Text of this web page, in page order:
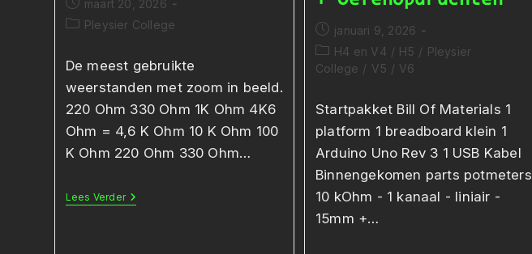
gepubliceerd
maart 20, 2026
Berichtcategorie:
Pleysier College
De meest gebruikte
weerstanden met zoom in beeld.
220 Ohm 330 Ohm 1K Ohm 4K6
Ohm = 4,6 K Ohm 10 K Ohm 100
K Ohm 220 Ohm 330 Ohm…
Lees VerderWeerstanden
Bericht
gepubliceerd
op:
januari 9, 2026
Berichtcategorie:
H4 en V4 / H5 / Pleysier
College / V5 / V6
Startpakket Bill Of Materials 1
platform 1 breadboard klein 1
Arduino Uno Rev 3 1 USB Kabel
Binnengekomen parts potmeters
10 kOhm - 1 kanaal - liniair -
15mm +…